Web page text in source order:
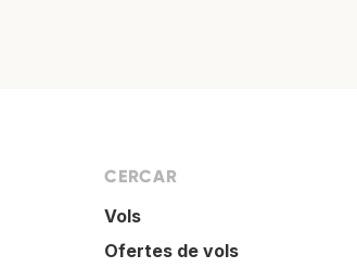
CERCAR
Vols
Ofertes de vols